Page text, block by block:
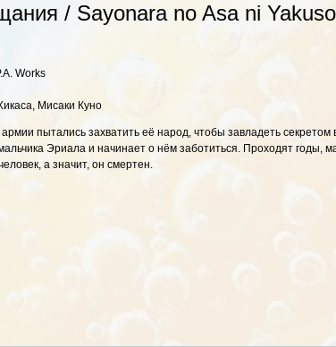
/ Sayonara no Asa ni
Works
Мисаки Куно
пытались захватить её народ, чтобы завладеть секретом
Эриала и начинает о нём заботиться. Проходят годы,
а значит, он смертен.